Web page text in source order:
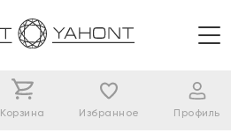
Корзина Избранное Профиль